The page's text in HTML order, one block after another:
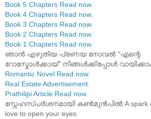
Book 5 Chapters Read now.
Book 4 Chapters Read now.
Book 3 Chapters Read now.
Book 2 Chapters Read now.
Book 1 Chapters Read now.
ഞാൻ എഴുതിയ പ്രണയ നോവൽ "എന്റെ
റോസ്മോൾക്കായ്" നിങ്ങൾക്കിപ്പോൾ
Romantic Novel Read now.
Real Estate Advertisement.
Prathilipi Article Read now.
സ്നേഹസ്പർശനമായി കൺമുൻപിൽ:A spark
love to open your eyes